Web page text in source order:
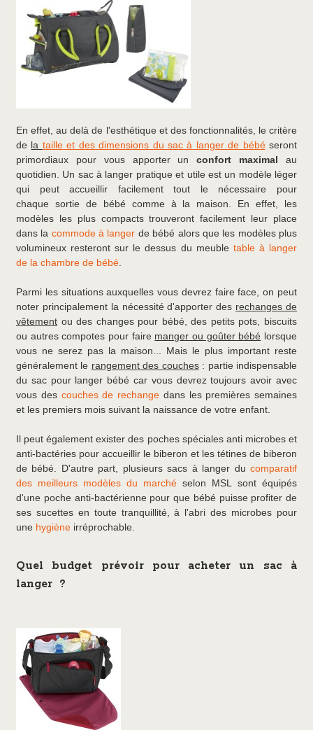
En effet, au delà de l'esthétique et des fonctionnalités, le critère
de la taille et des dimensions du sac à langer de bébéseront
primordiaux pour vous apporter unconfort maximal au
quotidien. Un sac à langer pratique et utile est un modèle léger
qui peut accueillir facilement tout le nécessaire pour
chaque sortie de bébé comme à la maison. En effet, les
modèles les plus compacts trouveront facilement leur place
dans la commode à langer de bébé alors que les modèles plus
volumineux resteront sur le dessus du meuble table à langer
de la chambre de bébé
Parmi les situations auxquelles vous devrez faire face, on peut
noter principalement la nécessité d'apporter des rechanges de
vêtement ou des changes pour bébé, des petits pots, biscuits
ou autres compotes pour faire manger ou goûter bébé lorsque
vous ne serez pas la maison... Mais le plus important reste
généralement le rangement des couches: partie indispensable
du sac pour langer bébé car vous devrez toujours avoir avec
vous des couches de rechange dans les premières semaines
et les premiers mois suivant la naissance de votre enfant.
Il peut également exister des poches spéciales anti microbes et
anti-bactéries pour accueillir le biberon et les tétines de biberon
de bébé. D'autre part, plusieurs sacs à langer du comparatif
des meilleurs modèles du marché selon MSL sont équipés
d'une poche anti-bactérienne pour que bébé puisse profiter de
ses sucettes en toute tranquillité, à l'abri des microbes pour
une hygiène irréprochable.
Quel budget prévoir pour acheter un sac à
langer ?